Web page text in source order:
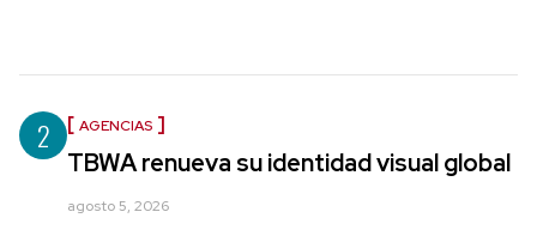
2 AGENCIAS
TBWA renueva su identidad visual global
agosto 5, 2026